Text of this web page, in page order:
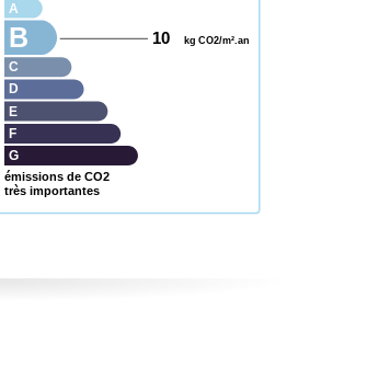
émissions de CO2
très importantes
G
F
E
D
C
B 10 kg CO2/m².an
A